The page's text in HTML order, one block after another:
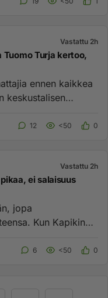
Vastattu 2h
Turja kertoo,
ennen kaikkea
keskustalisen
12 <50 0
Vastattu 2h
ei salaisuus
jopa
Kun Kapikin
6 <50 0